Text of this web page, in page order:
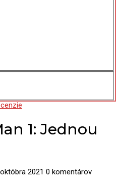
1: Jednou
2021 0 komentárov